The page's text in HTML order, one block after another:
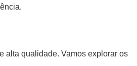
alta qualidade. Vamos explorar os